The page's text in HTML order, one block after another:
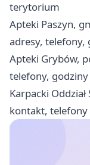
terytorium
Apteki Paszyn,
adresy, telefony,
Apteki Grybów,
telefony,
Karpacki
kontakt, telefony